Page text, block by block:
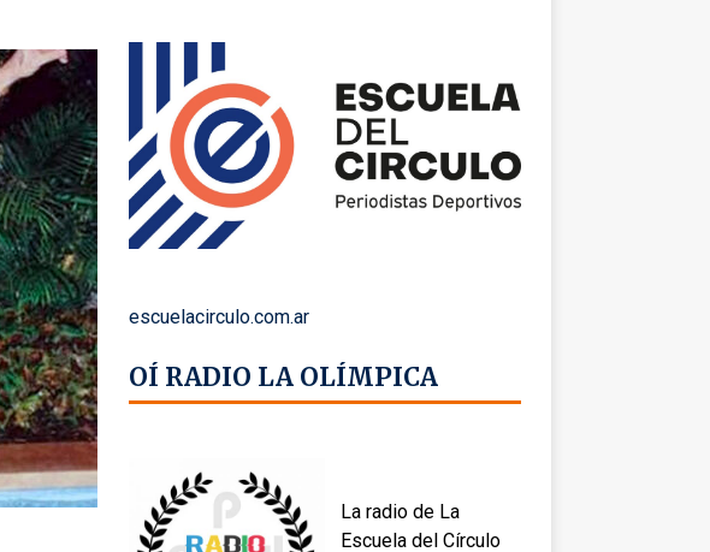
escuelacirculo.com.ar
OÍ RADIO LA OLÍMPICA
La radio de La
Escuela del Círculo